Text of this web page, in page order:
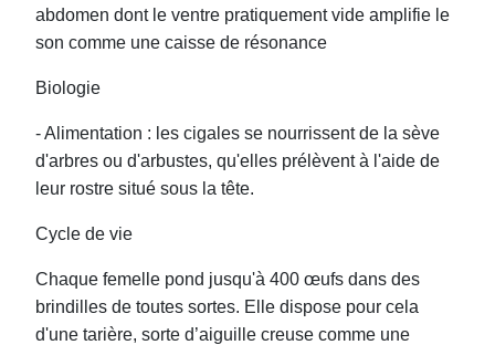
abdomen dont le ventre pratiquement vide amplifie le
son comme une caisse de résonance
Biologie
- Alimentation : les cigales se nourrissent de la sève
d'arbres ou d'arbustes, qu'elles prélèvent à l'aide de
leur rostre situé sous la tête.
Cycle de vie
Chaque femelle pond jusqu'à 400 œufs dans des
brindilles de toutes sortes. Elle dispose pour cela
d'une tarière, sorte d’aiguille creuse comme une